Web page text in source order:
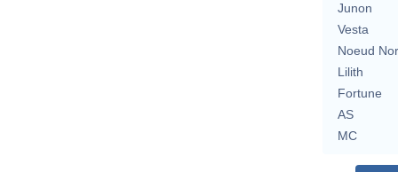
Junon
Vesta
Noeud
Lilith
Fortune
AS
MC